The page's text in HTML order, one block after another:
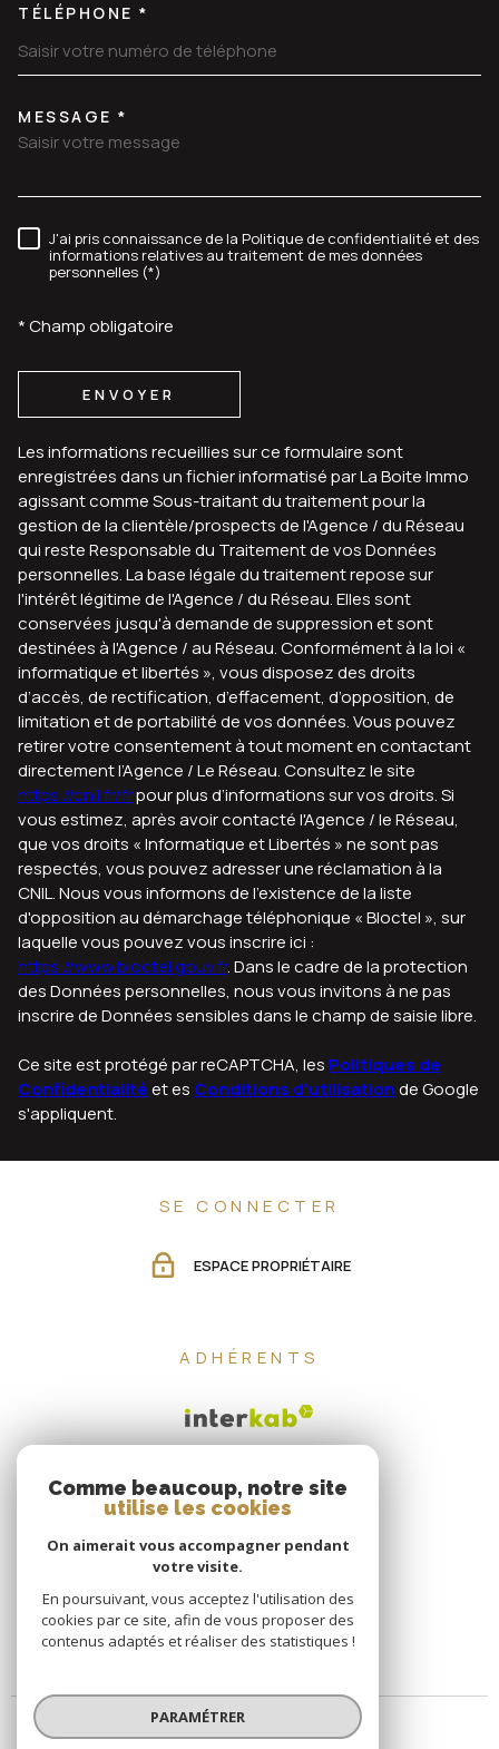
TÉLÉPHONE *
TRAD_MELTEM_VOREDEMANDE
MESSAGE *
RÈGLEMENTATION
J'ai pris connaissance de la Politique de confidentialité et des
informations relatives au traitement de mes données
personnelles (*)
* Champ obligatoire
ENVOYER
Les informations recueillies sur ce formulaire sont
enregistrées dans un fichier informatisé par La Boite Immo
agissant comme Sous-traitant du traitement pour la
gestion de la clientèle/prospects de l'Agence / du Réseau
qui reste Responsable du Traitement de vos Données
personnelles. La base légale du traitement repose sur
l'intérêt légitime de l'Agence / du Réseau. Elles sont
conservées jusqu'à demande de suppression et sont
destinées à l'Agence / au Réseau. Conformément à la loi «
informatique et libertés », vous disposez des droits
d’accès, de rectification, d’effacement, d’opposition, de
limitation et de portabilité de vos données. Vous pouvez
retirer votre consentement à tout moment en contactant
directement l’Agence / Le Réseau. Consultez le site
https://cnil.fr/frpour plus d’informations sur vos droits. Si
vous estimez, après avoir contacté l'Agence / le Réseau,
que vos droits « Informatique et Libertés » ne sont pas
respectés, vous pouvez adresser une réclamation à la
CNIL. Nous vous informons de l’existence de la liste
d'opposition au démarchage téléphonique « Bloctel », sur
laquelle vous pouvez vous inscrire ici :
https://www.bloctel.gouv.fr. Dans le cadre de la protection
des Données personnelles, nous vous invitons à ne pas
inscrire de Données sensibles dans le champ de saisie libre.
Ce site est protégé par reCAPTCHA, les Politiques de
Confidentialitéet es Conditions d'utilisationde Google
s'appliquent.
SE CONNECTER
ESPACE PROPRIÉTAIRE
ADHÉRENTS
Comme beaucoup, notre site
utilise les cookies
On aimerait vous accompagner pendant
votre visite.
En poursuivant, vous acceptez l'utilisation des
cookies par ce site, afin de vous proposer des
contenus adaptés et réaliser des statistiques !
PARAMÉTRER